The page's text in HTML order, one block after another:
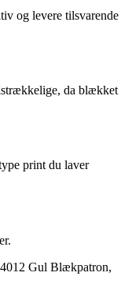
og levere tilsvarende
da blækket
print du laver
Gul Blækpatron,